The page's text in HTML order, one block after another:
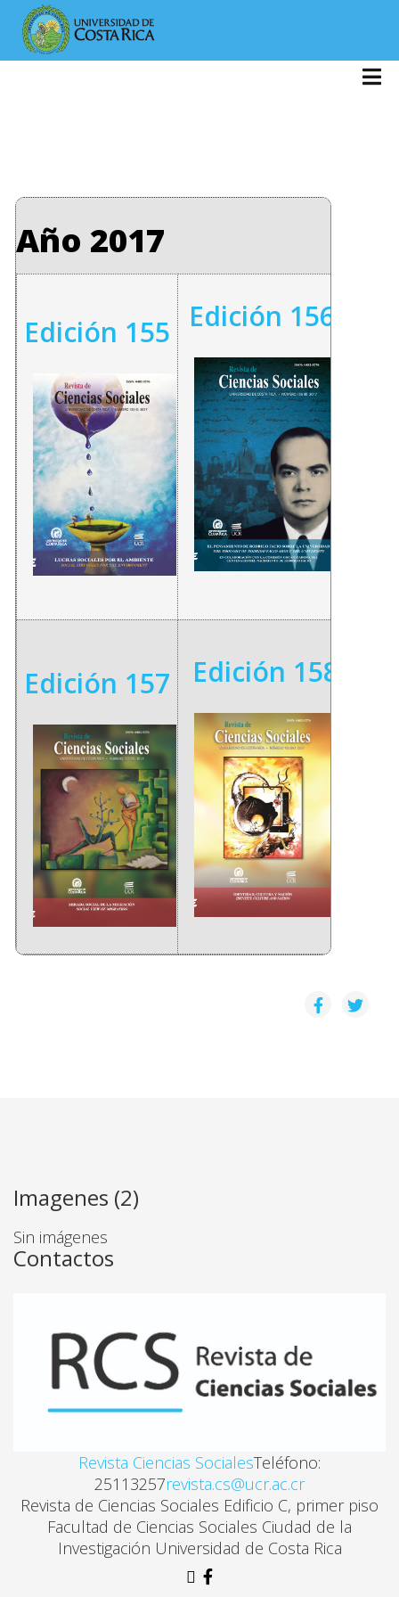
Año 2017
Edición 155 Edición 156
Edición 157 Edición 158
Imagenes (2)
Sin imágenes
Contactos
Revista Ciencias SocialesTeléfono:
25113257revista.cs@ucr.ac.cr
Revista de Ciencias Sociales Edificio C, primer piso
Facultad de Ciencias Sociales Ciudad de la
Investigación Universidad de Costa Rica